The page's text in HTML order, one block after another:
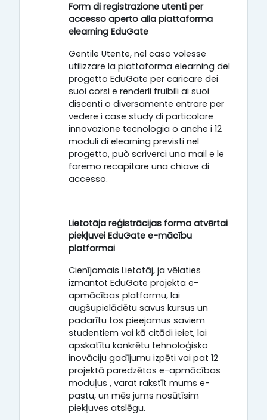
Form di registrazione utenti per
accesso aperto alla piattaforma
elearning EduGate
Gentile Utente, nel caso volesse
utilizzare la piattaforma elearning del
progetto EduGate per caricare dei
suoi corsi e renderli fruibili ai suoi
discenti o diversamente entrare per
vedere i case study di particolare
innovazione tecnologia o anche i 12
moduli di elearning previsti nel
progetto, può scriverci una mail e le
faremo recapitare una chiave di
accesso.
Lietotāja reģistrācijas forma atvērtai
piekļuvei EduGate e-mācību
platformai
Cienījamais Lietotāj, ja vēlaties
izmantot EduGate projekta e-
apmācības platformu, lai
augšupielādētu savus kursus un
padarītu tos pieejamus saviem
studentiem vai kā citādi ieiet, lai
apskatītu konkrētu tehnoloģisko
inovāciju gadījumu izpēti vai pat 12
projektā paredzētos e-apmācības
moduļus , varat rakstīt mums e-
pastu, un mēs jums nosūtīsim
piekļuves atslēgu.